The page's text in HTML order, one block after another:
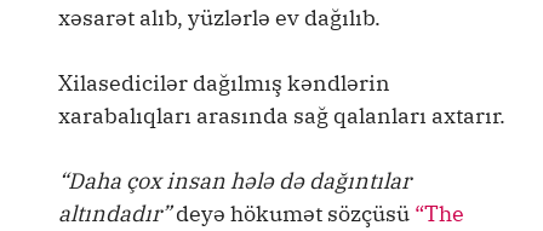
xəsarət alıb, yüzlərlə ev dağılıb.
Xilasedicilər dağılmış kəndlərin
xarabalıqları arasında sağ qalanları axtarır.
“Daha çox insan hələ də dağıntılar
altındadır”deyə hökumət sözçüsü “The